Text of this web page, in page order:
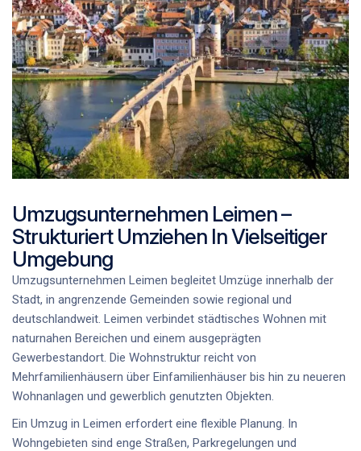
Umzugsunternehmen Leimen –
Strukturiert Umziehen In Vielseitiger
Umgebung
Umzugsunternehmen Leimen begleitet Umzüge innerhalb der
Stadt, in angrenzende Gemeinden sowie regional und
deutschlandweit. Leimen verbindet städtisches Wohnen mit
naturnahen Bereichen und einem ausgeprägten
Gewerbestandort. Die Wohnstruktur reicht von
Mehrfamilienhäusern über Einfamilienhäuser bis hin zu neueren
Wohnanlagen und gewerblich genutzten Objekten.
Ein Umzug in Leimen erfordert eine flexible Planung. In
Wohngebieten sind enge Straßen, Parkregelungen und